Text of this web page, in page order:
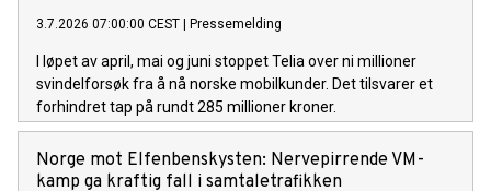
3.7.2026 07:00:00 CEST | Pressemelding
I løpet av april, mai og juni stoppet Telia over ni millioner
svindelforsøk fra å nå norske mobilkunder. Det tilsvarer et
forhindret tap på rundt 285 millioner kroner.
Norge mot Elfenbenskysten: Nervepirrende VM-
kamp ga kraftig fall i samtaletrafikken